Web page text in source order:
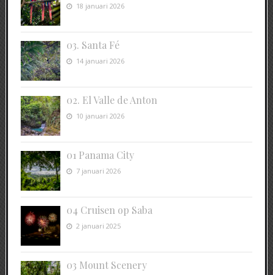
18 januari 2026
03. Santa Fé
14 januari 2026
02. El Valle de Anton
10 januari 2026
01 Panama City
7 januari 2026
04 Cruisen op Saba
2 januari 2025
03 Mount Scenery